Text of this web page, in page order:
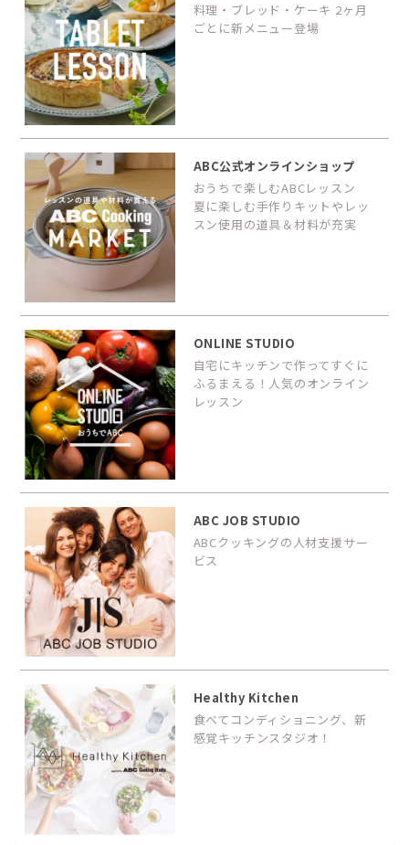
料理・ブレッド・ケーキ 2ヶ月
ごとに新メニュー登場
ABC公式オンラインショップ
おうちで楽しむABCレッスン
夏に楽しむ手作りキットやレッ
スン使用の道具＆材料が充実
ONLINE STUDIO
自宅にキッチンで作ってすぐに
ふるまえる！人気のオンライン
レッスン
ABC JOB STUDIO
ABCクッキングの人材支援サー
ビス
Healthy Kitchen
食べてコンディショニング、新
感覚キッチンスタジオ！